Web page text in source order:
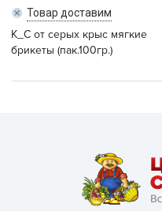
Товар доставим
К_С от серых крыс мягкие
брикеты (пак.100гр.)